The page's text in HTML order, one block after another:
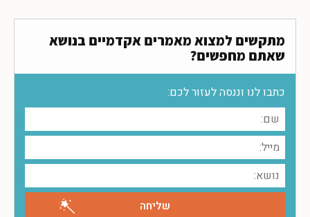
מתקשים למצוא מאמרים אקדמיים בנושא
שאתם מחפשים?
כתבו לנו וננסה לעזור לכם: